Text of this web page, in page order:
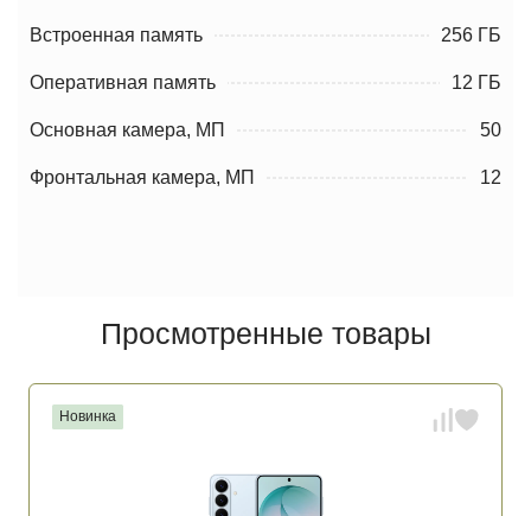
Встроенная память 256 ГБ
Оперативная память 12 ГБ
Основная камера, МП 50
Фронтальная камера, МП 12
Просмотренные товары
Новинка